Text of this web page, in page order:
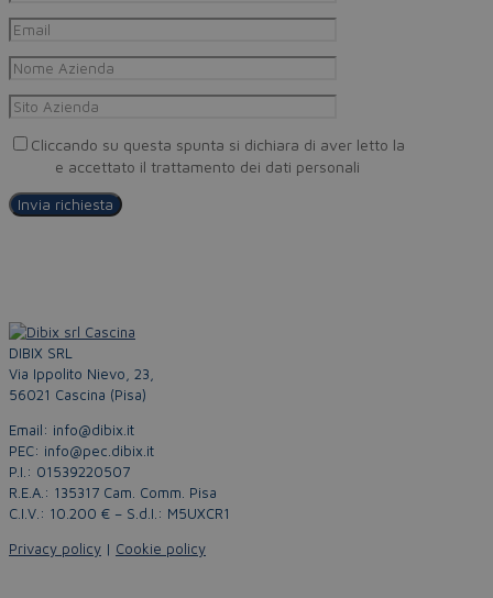
Cliccando su questa spunta si dichiara di aver letto la
e accettato il trattamento dei dati personali
DIBIX SRL
Via Ippolito Nievo, 23,
56021 Cascina (Pisa)
Email: info@dibix.it
PEC: info@pec.dibix.it
P.I.: 01539220507
R.E.A.: 135317 Cam. Comm. Pisa
C.I.V.: 10.200 € – S.d.I.: M5UXCR1
Privacy policy | Cookie policy